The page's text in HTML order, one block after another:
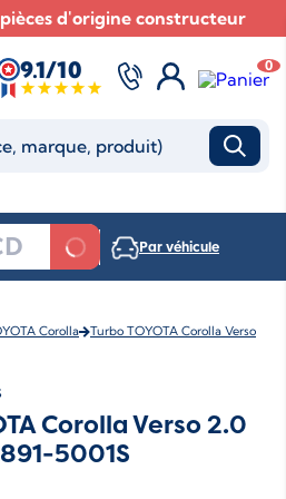
d'origine constructeur
9.1/10 0
Par véhicule
Corolla Turbo TOYOTA Corolla Verso
Corolla Verso 2.0
5001S